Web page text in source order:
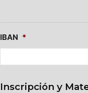
IBAN *
Inscripción y